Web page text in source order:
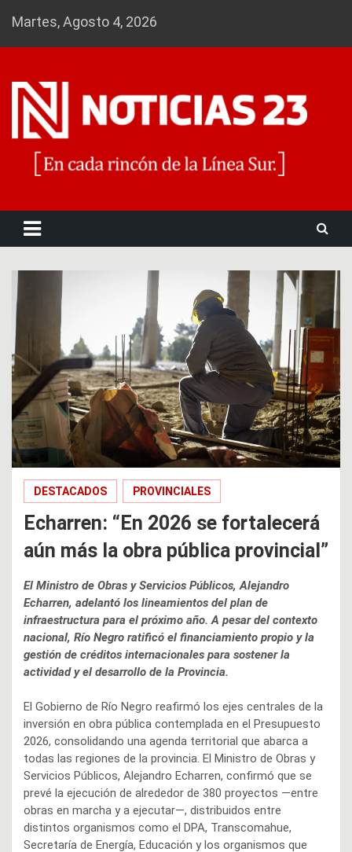
Martes, Agosto 4, 2026
DESTACADOS PROVINCIALES
Echarren: “En 2026 se fortalecerá
aún más la obra pública provincial”
El Ministro de Obras y Servicios Públicos, Alejandro
Echarren, adelantó los lineamientos del plan de
infraestructura para el próximo año. A pesar del contexto
nacional, Río Negro ratificó el financiamiento propio y la
gestión de créditos internacionales para sostener la
actividad y el desarrollo de la Provincia.
El Gobierno de Río Negro reafirmó los ejes centrales de la
inversión en obra pública contemplada en el Presupuesto
2026, consolidando una agenda territorial que abarca a
todas las regiones de la provincia. El Ministro de Obras y
Servicios Públicos, Alejandro Echarren, confirmó que se
prevé la ejecución de alrededor de 380 proyectos —entre
obras en marcha y a ejecutar—, distribuidos entre
distintos organismos como el DPA, Transcomahue,
Secretaría de Energía, Educación y los organismos que